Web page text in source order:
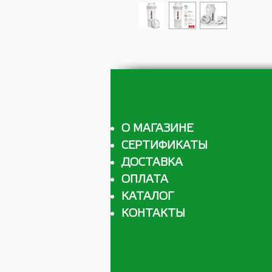
О МАГАЗИНЕ
СЕРТИФИКАТЫ
ДОСТАВКА
ОПЛАТА
КАТАЛОГ
КОНТАКТЫ